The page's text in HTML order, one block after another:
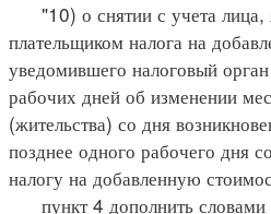
"10) о снятии с учета лица,
плательщиком налога на
уведомившего налоговый
рабочих дней об изменении
(жительства) со дня
позднее одного рабочего дня
налогу на добавленную
пункт 4 дополнить словами